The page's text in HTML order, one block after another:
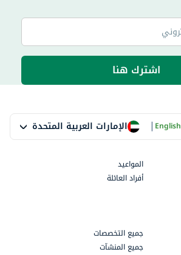
اشترك هنا
الإمارات العربية المتحدة |English
المواعيد
أفراد العائلة
جميع التخصصات
جميع المنشآت